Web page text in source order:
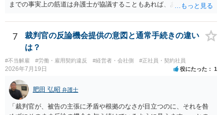
までの事実上の筋道は弁護士が協議することもあれば、あなたがご自
ょうから、別途費用が発生することもありますが、出勤日時の設定く
らいならサービスでしてくれるかもしれません。
7
裁判官の反論機会提供の意図と通常手続きの違い
は？
#不当解雇 #労働・雇用契約違反 #経営者・会社側 #正社員・契約社員
2026年7月19日 役にたった 1
肥田 弘昭 弁護士
「裁判官が、被告の主張に矛盾や根拠のなさが目立つのに、それを咎